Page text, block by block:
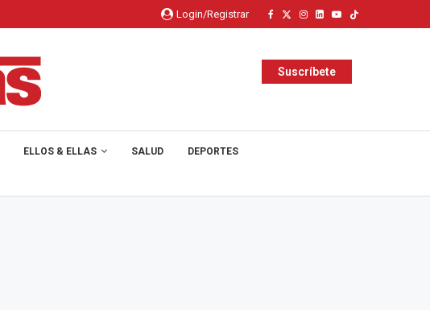
Login/Registrar
Suscríbete
ELLOS & ELLAS SALUD DEPORTES